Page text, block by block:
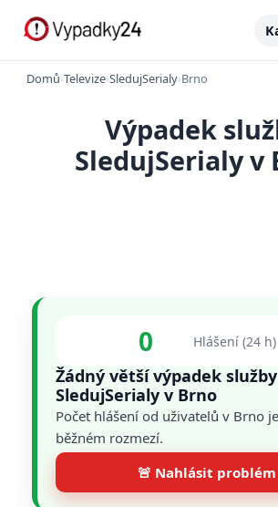
Domů›Televize›SledujSerialy›Brno
Výpadek
SledujSerialy v
0 Hlášení (24 h)
Žádný větší výpadek služby
SledujSerialy v Brno
Počet hlášení od uživatelů v Brno
běžném rozmezí.
🚨 Nahlásit problém